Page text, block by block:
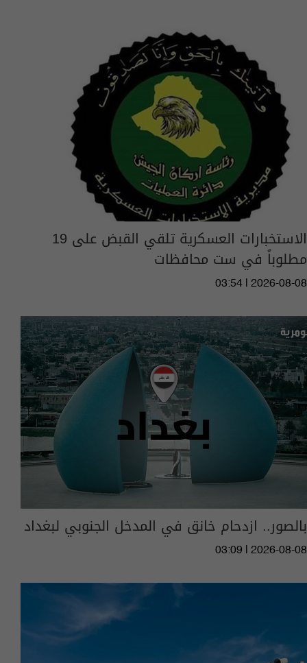
الاستخبارات العسكرية تلقي القبض على 19
مطلوباً في ست محافظات
03:54 | 2026-08-08
بالصور.. ازدحام خانق في المدخل الجنوبي لبغداد
03:09 | 2026-08-08